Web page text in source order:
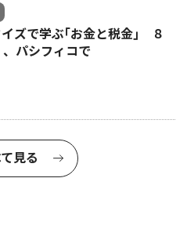
ズで学ぶ｢お金と税金｣ ８
パシフィコで
見る